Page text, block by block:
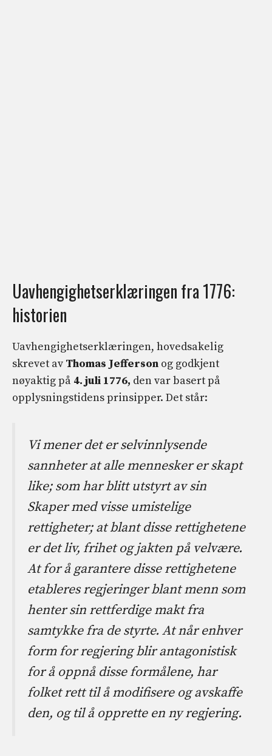
Uavhengighetserklæringen fra 1776:
historien
Uavhengighetserklæringen, hovedsakelig
skrevet av Thomas Jefferson og godkjent
nøyaktig på 4. juli 1776, den var basert på
opplysningstidens prinsipper. Det står:
Vi mener det er selvinnlysende
sannheter at alle mennesker er skapt
like; som har blitt utstyrt av sin
Skaper med visse umistelige
rettigheter; at blant disse rettighetene
er det liv, frihet og jakten på velvære.
At for å garantere disse rettighetene
etableres regjeringer blant menn som
henter sin rettferdige makt fra
samtykke fra de styrte. At når enhver
form for regjering blir antagonistisk
for å oppnå disse formålene, har
folket rett til å modifisere og avskaffe
den, og til å opprette en ny regjering.